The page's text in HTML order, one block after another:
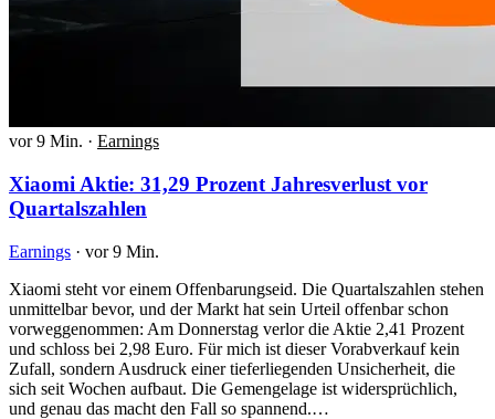
vor 9 Min. · Earnings
Xiaomi Aktie: 31,29 Prozent Jahresverlust vor
Quartalszahlen
Earnings · vor 9 Min.
Xiaomi steht vor einem Offenbarungseid. Die Quartalszahlen stehen
unmittelbar bevor, und der Markt hat sein Urteil offenbar schon
vorweggenommen: Am Donnerstag verlor die Aktie 2,41 Prozent
und schloss bei 2,98 Euro. Für mich ist dieser Vorabverkauf kein
Zufall, sondern Ausdruck einer tieferliegenden Unsicherheit, die
sich seit Wochen aufbaut. Die Gemengelage ist widersprüchlich,
und genau das macht den Fall so spannend.…